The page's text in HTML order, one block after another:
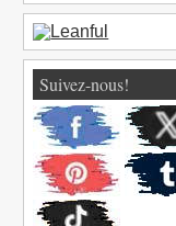
Suivez-nous!